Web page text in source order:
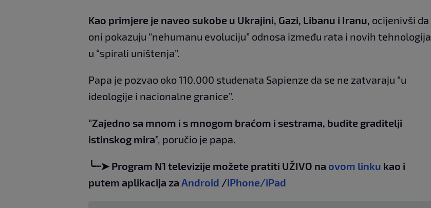
Kao primjere je naveo sukobe u Ukrajini, Gazi, Libanu i Iranu, ocijenivši da
oni pokazuju “nehumanu evoluciju” odnosa između rata i novih tehnologija
u “spirali uništenja”.
Papa je pozvao oko 110.000 studenata Sapienze da se ne zatvaraju “u
ideologije i nacionalne granice”.
“Zajedno sa mnom i s mnogom braćom i sestrama, budite graditelji
istinskog mira”, poručio je papa.
╰┈➤ Program N1 televizije možete pratiti UŽIVO na ovom linku kao i
putem aplikacija za Android /iPhone/iPad